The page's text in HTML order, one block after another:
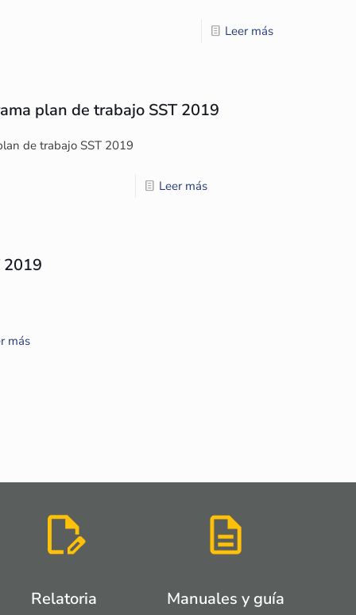
Leer más
plan de trabajo SST 2019
de trabajo SST 2019
Leer más
2019
más
Relatoria Manuales y guía